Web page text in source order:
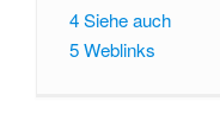
4Siehe auch
5Weblinks